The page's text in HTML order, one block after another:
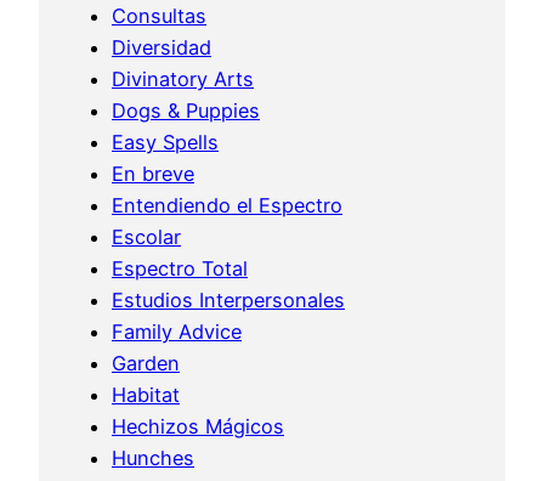
Consultas
Diversidad
Divinatory Arts
Dogs & Puppies
Easy Spells
En breve
Entendiendo el Espectro
Escolar
Espectro Total
Estudios Interpersonales
Family Advice
Garden
Habitat
Hechizos Mágicos
Hunches